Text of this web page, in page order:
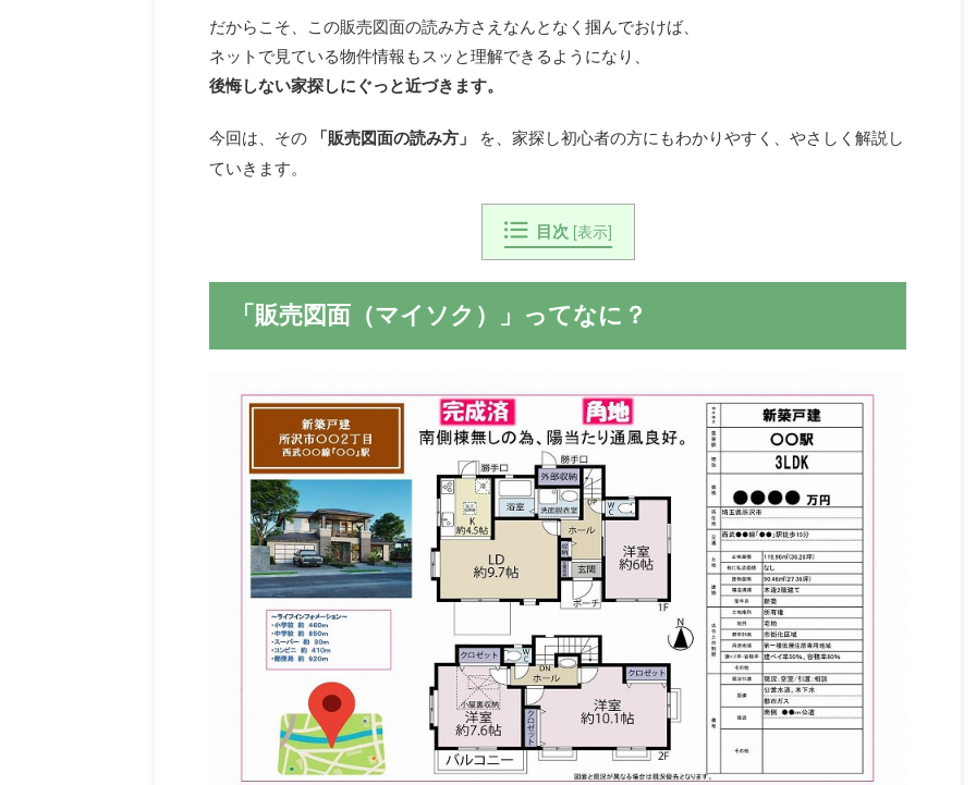
だからこそ、この販売図面の読み方さえなんとなく掴んでおけば、
ネットで見ている物件情報もスッと理解できるようになり、
後悔しない家探しにぐっと近づきます。
今回は、その 「販売図面の読み方」
を、家探し初心者の方にもわかりやすく、やさしく解説し
ていきます。
目次 [表示]
「販売図面（マイソク）」ってなに？